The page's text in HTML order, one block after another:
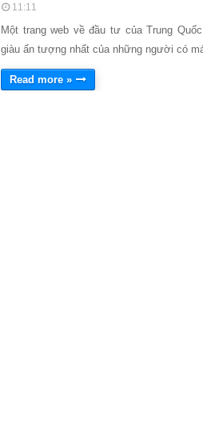
11:11
Một trang web về đầu tư của Trung
giàu ấn tượng nhất của những người có
Read more »